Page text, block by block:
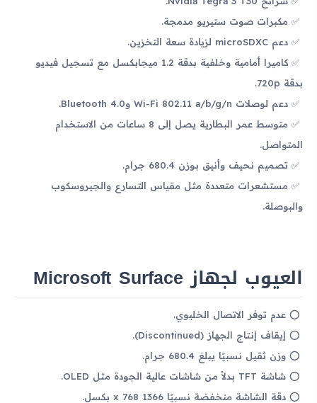
مكبرات صوت ستيريو مدمجة.
دعم microSDXC لزيادة سعة التخزين.
كاميرا أمامية وخلفية بدقة 1.2 ميجابكسل مع تسجيل فيديو
بدقة 720p.
دعم لوصلات Wi-Fi 802.11 a/b/g/n وBluetooth 4.0.
متوسط عمر البطارية يصل إلى 8 ساعات من الاستخدام
المتواصل.
تصميم نحيف وأنيق بوزن 680.4 جرام.
مستشعرات متعددة مثل مقياس التسارع والجيروسكوب
والبوصلة.
العيوب لجهاز Microsoft Surface
عدم توفر الاتصال الخليوي.
إيقاف إنتاج الجهاز (Discontinued).
وزن ثقيل نسبيًا يبلغ 680.4 جرام.
شاشة TFT بدلاً من شاشات عالية الجودة مثل OLED.
دقة الشاشة منخفضة نسبيًا 1366 x 768 بكسل.